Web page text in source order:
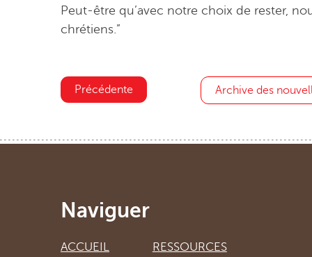
Peut-être qu’avec notre choix de rester,
chrétiens.”
Précédente Archive des
Naviguer
ACCUEIL RESSOURCES